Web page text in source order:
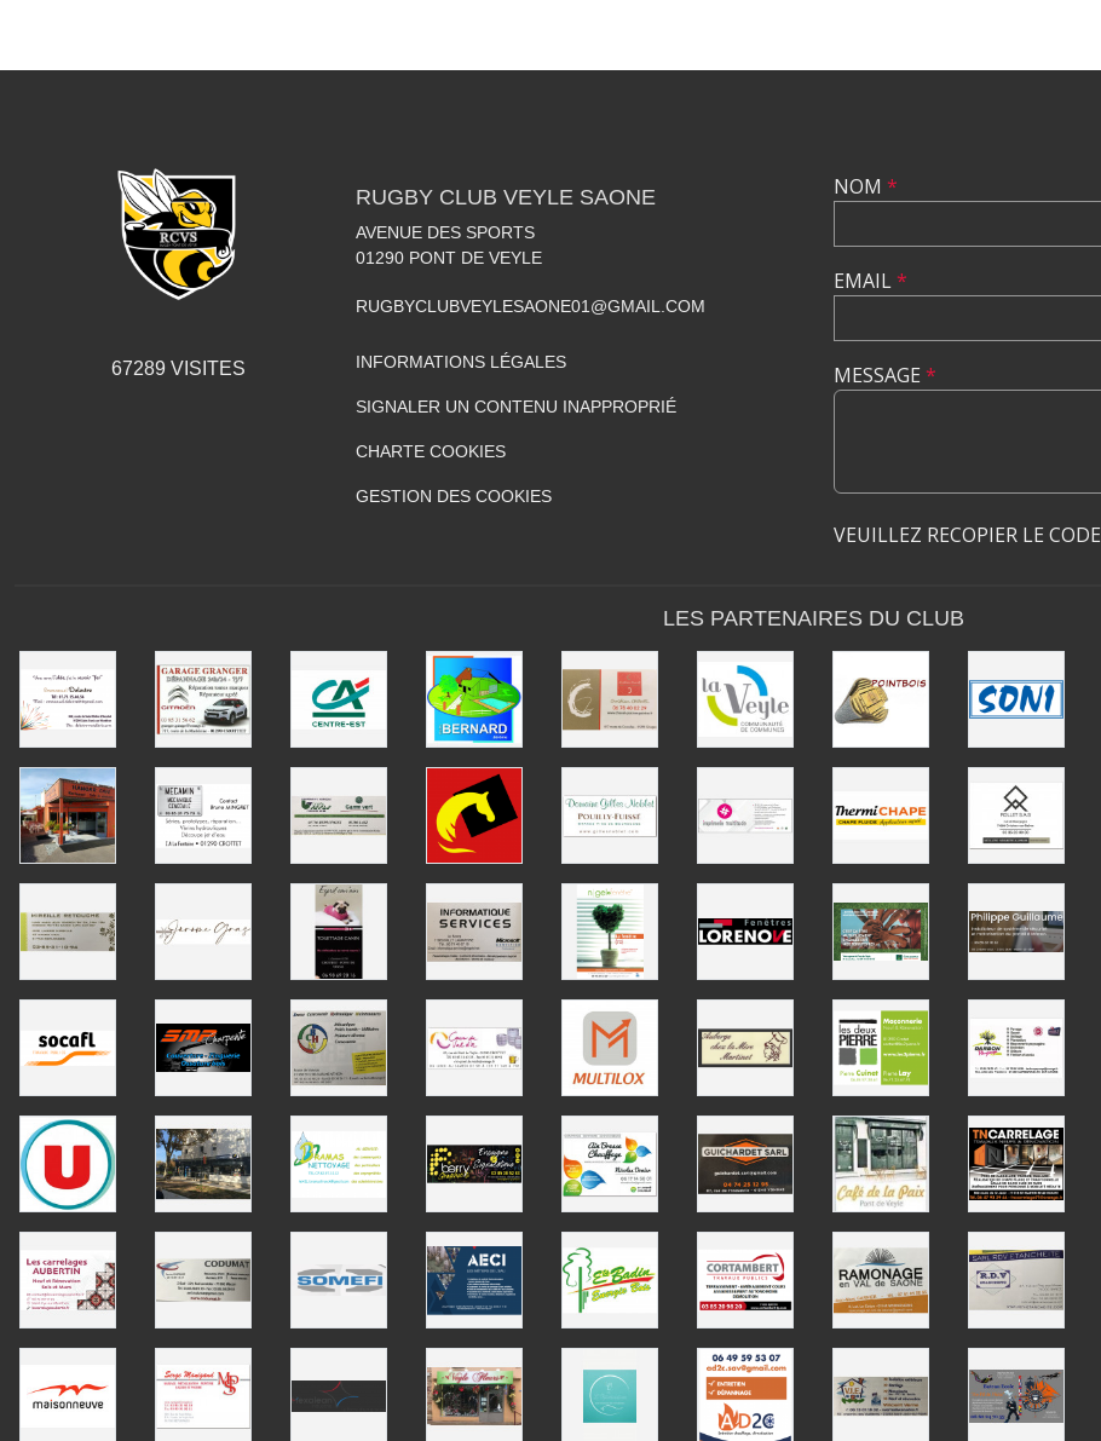
67289 VISITES
RUGBY CLUB VEYLE SAONE
AVENUE DES SPORTS
01290 PONT DE VEYLE
RUGBYCLUBVEYLESAONE01@GMAIL.COM
INFORMATIONS LÉGALES
SIGNALER UN CONTENU INAPPROPRIÉ
CHARTE COOKIES
GESTION DES COOKIES
NOM *
EMAIL*
MESSAGE *
VEUILLEZ RECOPIER LE CODE
LES PARTENAIRES DU CLUB